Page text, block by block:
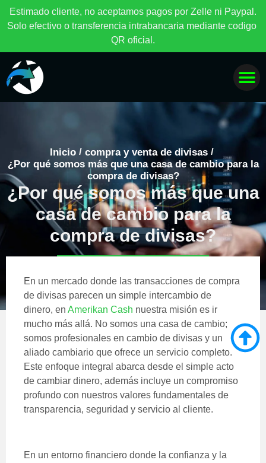
Estimado c iente, no aceptamos pagos por Ze e ni Paypa .
So o efectivo o transferencia intrabancaria mediante codigo
QR oficia .
Inicio / compra y venta de divisas /
¿Por qué somos más que una casa de cambio para la
compra de divisas?
¿Por qué somos más que una
casa de cambio para la
compra de divisas?
En un mercado donde las transacciones de compra
de divisas parecen un simple intercambio de
dinero, en Amerikan Cash nuestra misión es ir
mucho más allá. No somos una casa de cambio;
somos profesionales en cambio de divisas y un
aliado cambiario que ofrece un servicio completo.
Este enfoque integral abarca desde el simple acto
de cambiar dinero, además incluye un compromiso
profundo con nuestros valores fundamentales de
transparencia, seguridad y servicio al cliente.
En un entorno financiero donde la confianza y la